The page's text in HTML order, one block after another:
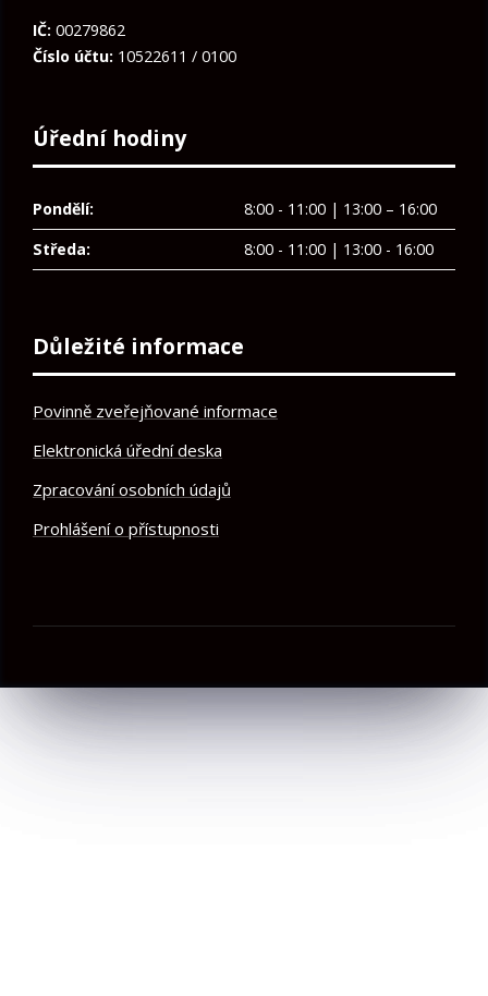
IČ: 00279862
Číslo účtu: 10522611 / 0100
Úřední hodiny
Pondělí:
8:00 - 11:00 | 13:00 – 16:00
Středa:
8:00 - 11:00 | 13:00 - 16:00
Důležité informace
Povinně zveřejňované informace
Elektronická úřední deska
Zpracování osobních údajů
Prohlášení o přístupnosti